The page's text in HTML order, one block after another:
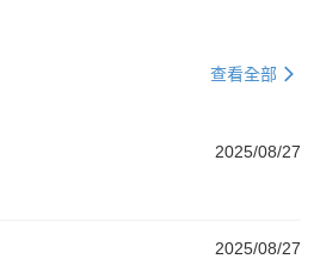
查看全部
2025/08/27
2025/08/27